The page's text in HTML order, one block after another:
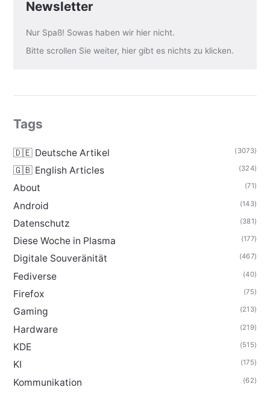
Newsletter
Nur Spaß! Sowas haben wir hier nicht.
Bitte scrollen Sie weiter, hier gibt es nichts zu klicken.
Tags
🇩🇪 Deutsche Artikel (3073)
🇬🇧 English Articles (324)
About (71)
Android (143)
Datenschutz (381)
Diese Woche in Plasma (177)
Digitale Souveränität (467)
Fediverse (40)
Firefox (75)
Gaming (213)
Hardware (219)
KDE (515)
KI (175)
Kommunikation (62)